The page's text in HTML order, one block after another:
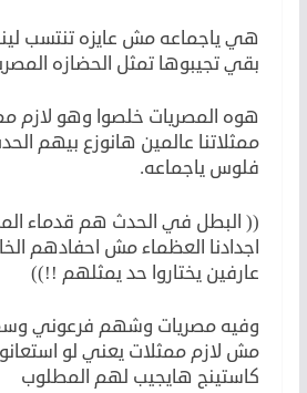
هي ياجماعه مش عايزه تنتسب
بقي تجيبوها تمثل الحضازه
هوه المصريات خلصوا وهو لازم
ممثلاتنا عالمين هانوزع بيهم
فلوس ياجماعه.
(( البطل في الحدث هم قدماء
اجدادنا العظماء مش احفادهم
عارفين يختاروا حد يمثلهم !!))
وفيه مصريات وشهم فرعوني
مش لازم ممثلات يعني لو
كاستينج هايجيب لهم المطلوب